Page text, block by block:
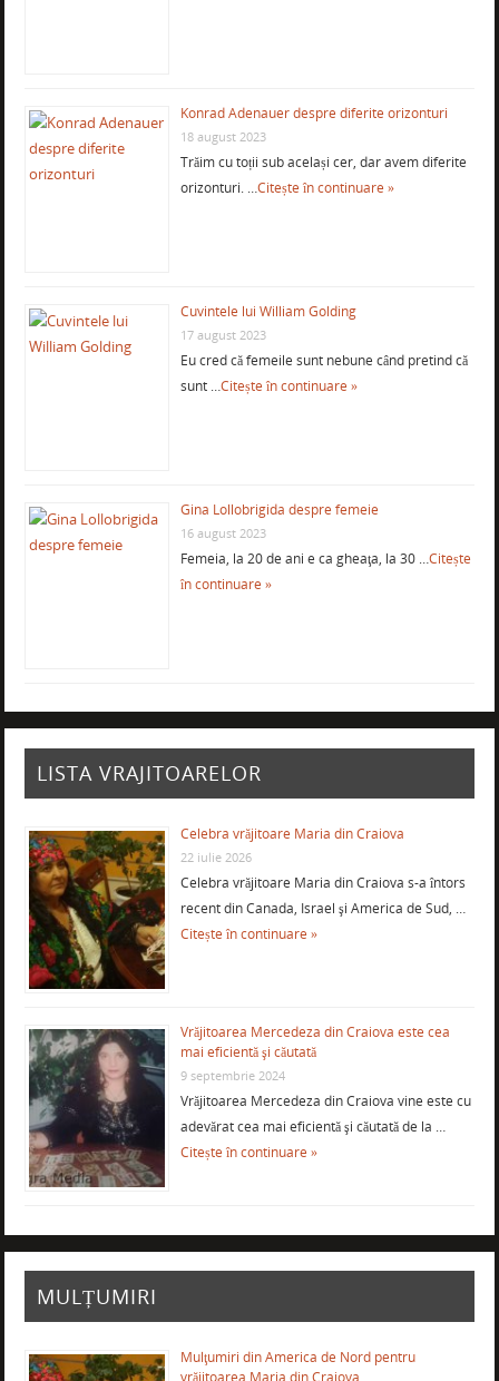
Konrad Adenauer despre diferite orizonturi
18 august 2023
Trăim cu toții sub același cer, dar avem diferite
orizonturi. …Citește în continuare »
Cuvintele lui William Golding
17 august 2023
Eu cred că femeile sunt nebune când pretind că
sunt …Citește în continuare »
Gina Lollobrigida despre femeie
16 august 2023
Femeia, la 20 de ani e ca gheaţa, la 30 …Citește
în continuare »
LISTA VRAJITOARELOR
Celebra vrăjitoare Maria din Craiova
22 iulie 2026
Celebra vrăjitoare Maria din Craiova s-a întors
recent din Canada, Israel şi America de Sud, …
Citește în continuare »
Vrăjitoarea Mercedeza din Craiova este cea
mai eficientă şi căutată
9 septembrie 2024
Vrăjitoarea Mercedeza din Craiova vine este cu
adevărat cea mai eficientă şi căutată de la …
Citește în continuare »
MULȚUMIRI
Mulţumiri din America de Nord pentru
vrăjitoarea Maria din Craiova